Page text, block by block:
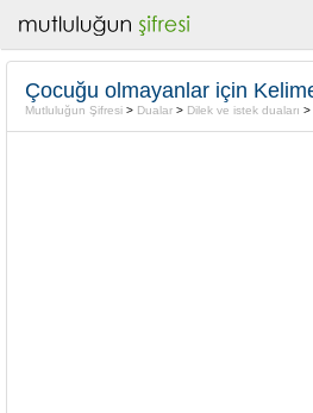
Mutluluğun Şifresi > Dualar > Dilek ve istek duaları >